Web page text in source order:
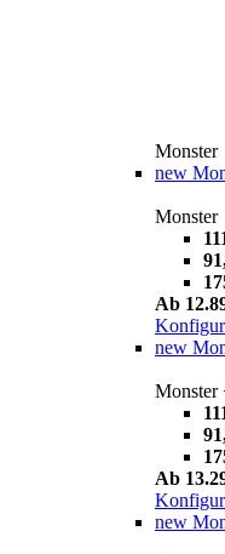
Monster
new
Monster
Ab
new
Monster
Ab
new